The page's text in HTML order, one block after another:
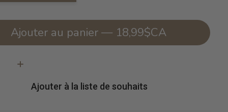
Ajouter au panier — 18,99$CA
Ajouter à la liste de souhaits